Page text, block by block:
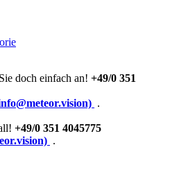
doch einfach an! +49/0 351
.
+49/0 351 4045775
.